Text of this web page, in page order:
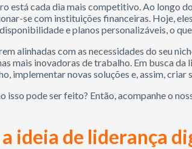
está cada dia mais competitivo. Ao longo
se com instituições financeiras. Hoje,
e planos personalizáveis, o
alinhadas com as necessidades do seu
mais inovadoras de trabalho. Em busca da
implementar novas soluções e, assim, criar
isso pode ser feito? Então, acompanhe o
a ideia de liderança